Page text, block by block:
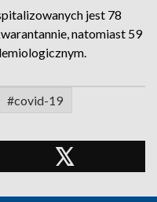
jest 78
natomiast 59
#covid-19